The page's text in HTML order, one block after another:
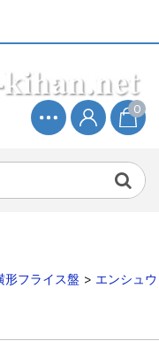
0
形フライス盤 > エンシュウ